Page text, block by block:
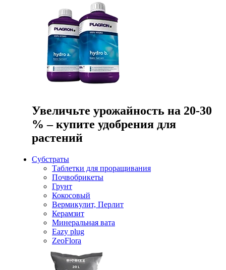
Увеличьте урожайность на 20-30
% – купите удобрения для
растений
Субстраты
Таблетки для проращивания
Почвобрикеты
Грунт
Кокосовый
Вермикулит, Перлит
Керамзит
Минеральная вата
Eazy plug
ZeoFlora